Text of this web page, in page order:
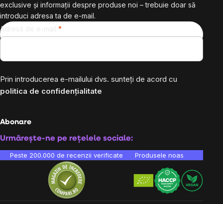
exclusive și informații despre produse noi – trebuie doar să
introduci adresa ta de e-mail.
Adresă de e-mail
Prin introducerea e-mailului dvs. sunteți de acord cu
politica de confidențialitate
Abonare
Urmărește-ne pe rețelele sociale:
Peste 200.000 de recenzii verificate Produsele noastre sunt